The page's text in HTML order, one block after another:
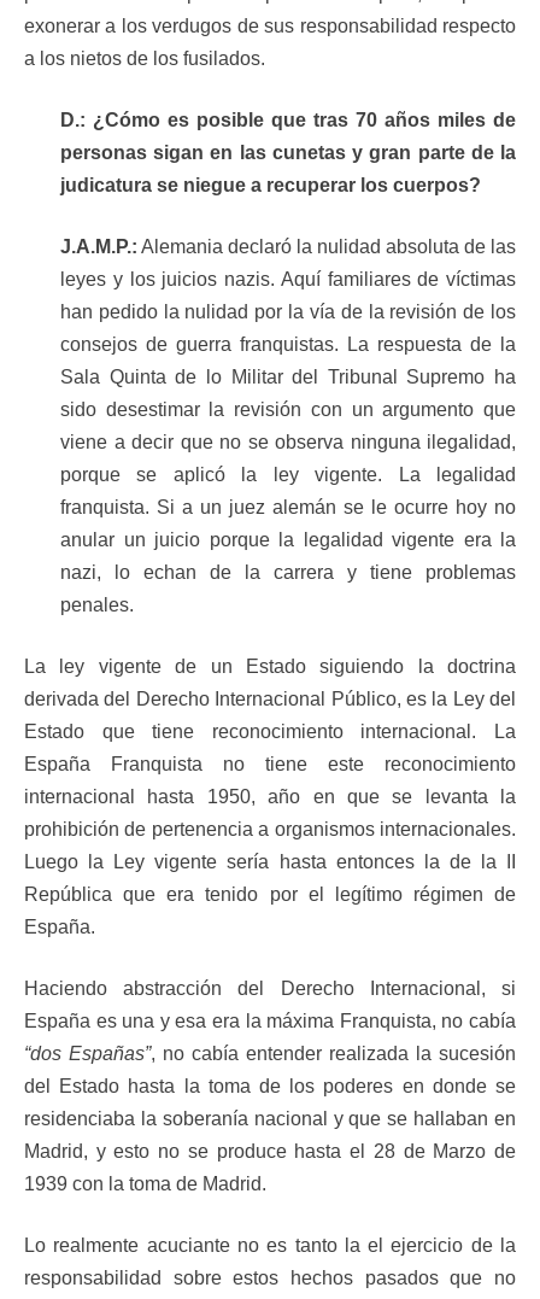
exonerar a los verdugos de sus responsabilidad respecto
a los nietos de los fusilados.
D.: ¿Cómo es posible que tras 70 años miles de
personas sigan en las cunetas y gran parte de la
judicatura se niegue a recuperar los cuerpos?
J.A.M.P.: Alemania declaró la nulidad absoluta de las
leyes y los juicios nazis. Aquí familiares de víctimas
han pedido la nulidad por la vía de la revisión de los
consejos de guerra franquistas. La respuesta de la
Sala Quinta de lo Militar del Tribunal Supremo ha
sido desestimar la revisión con un argumento que
viene a decir que no se observa ninguna ilegalidad,
porque se aplicó la ley vigente. La legalidad
franquista. Si a un juez alemán se le ocurre hoy no
anular un juicio porque la legalidad vigente era la
nazi, lo echan de la carrera y tiene problemas
penales.
La ley vigente de un Estado siguiendo la doctrina
derivada del Derecho Internacional Público, es la Ley del
Estado que tiene reconocimiento internacional. La
España Franquista no tiene este reconocimiento
internacional hasta 1950, año en que se levanta la
prohibición de pertenencia a organismos internacionales.
Luego la Ley vigente sería hasta entonces la de la II
República que era tenido por el legítimo régimen de
España.
Haciendo abstracción del Derecho Internacional, si
España es una y esa era la máxima Franquista, no cabía
“dos Españas”, no cabía entender realizada la sucesión
del Estado hasta la toma de los poderes en donde se
residenciaba la soberanía nacional y que se hallaban en
Madrid, y esto no se produce hasta el 28 de Marzo de
1939 con la toma de Madrid.
Lo realmente acuciante no es tanto la el ejercicio de la
responsabilidad sobre estos hechos pasados que no